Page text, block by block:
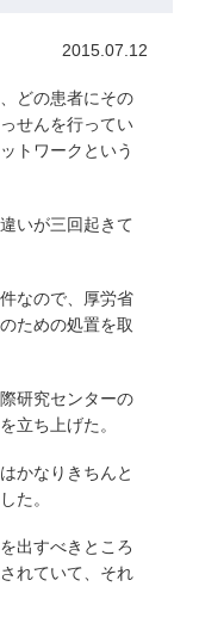
2015.07.12
どの患者にその
せんを行ってい
トワークという
いが三回起きて
なので、厚労省
ための処置を取
研究センターの
立ち上げた。
かなりきちんと
た。
出すべきところ
れていて、それ